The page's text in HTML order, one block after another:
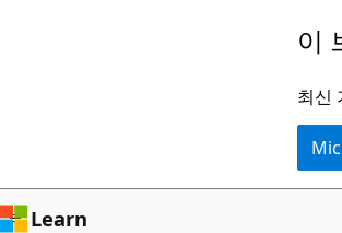
로
건
이
최신
Learn